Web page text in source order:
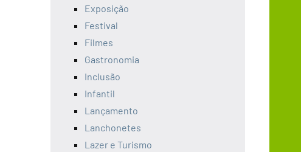
Exposição
Festival
Filmes
Gastronomia
Inclusão
Infantil
Lançamento
Lanchonetes
Lazer e Turismo